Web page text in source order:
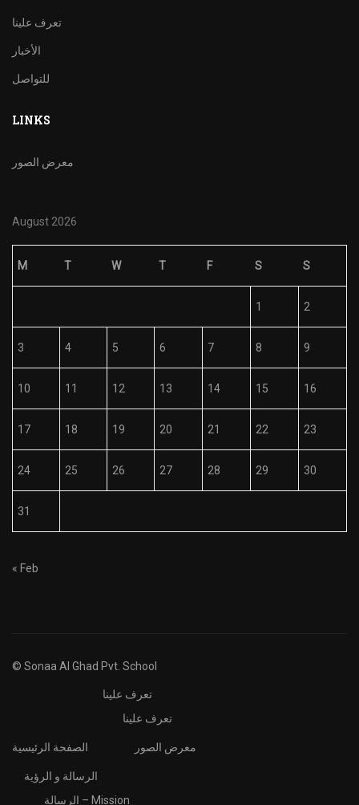
تعرف علينا
الأخبار
للتواصل
LINKS
معرض الصور
August 2026
M T W T F S S
1 2
3 4 5 6 7 8 9
10 11 12 13 14 15 16
17 18 19 20 21 22 23
24 25 26 27 28 29 30
31
« Feb
© Sonaa Al Ghad Pvt. School
الصفحة الرئيسية
تعرف علينا
تعرف علينا
معرض الصور
الرسالة و الرؤية
الرسالة – Mission